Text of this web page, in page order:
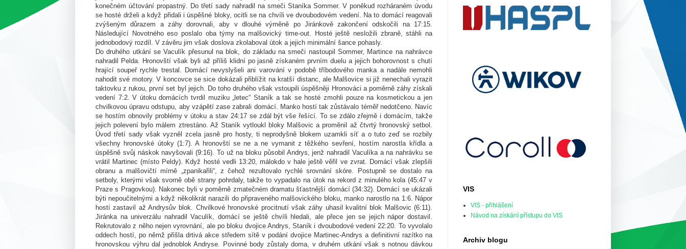
konečném účtování propastný. Do třetí sady nahradil na smeči Staníka Sommer. V poněkud rozháraném úvodu
se hosté drželi a když přidali i úspěšné bloky, ocitli se na chvíli ve dvoubodovém vedení. Na to domácí reagovali
zvýšeným důrazem a záhy dorovnali, aby v dlouhé výměně po Jiránkově zakončení odskočili na 17:15.
Následující Novotného eso poslalo oba týmy na malšovický time-out. Hosté ještě nesložili zbraně, stáhli na
jednobodový rozdíl. V závěru jim však doslova zkolaboval útok a jejich minimální šance pohasly.
Do druhého utkání se Vaculík přesunul na blok, do základu na smeči nastoupil Sommer, Martince na nahrávce
nahradil Pelda. Hronovští však byli až příliš klidní po jasně získaném prvním duelu a jejich bohorovnost s chutí
hrající soupeř rychle trestal. Domácí nevyslyšeli ani varování v podobě tříbodového manka a nadále nemohli
nahodit své motory. V koncovce se sice dokázali přiblížit na kratší distanc, ale Malšovice si již nenechali vyrazit
taktovku z rukou, první set byl jejich. Do toho druhého však vstoupili úspěšněji Hronováci a poměrně záhy získali
vedení 7:2. V útoku domácích tvrdil muziku „letec“ Staník a tak se hosté zmohli pouze na kosmetickou a jen
chvilkovou úpravu odstupu, aby vzápětí zase zabrali domácí. Manko hostí tak zůstávalo téměř nedotčeno. Navíc
se hostím obnovily problémy v útoku a stav 24:17 se zdál být vše řešící. To se zdálo zřejmě i domácím, takže
jejich polevení bylo málem ztrestáno. Až Staník vytloukl bloky Malšovic a proměnil až čtvrtý hronovský setbol.
Úvod třetí sady však vyzněl zcela jasně pro hosty, ti neprodyšně blokem uzamkli síť a o tuto zeď se rozbily
všechny hronovské útoky (1:7). A hronovští se ne a ne vymanit z těžkého sevření, hostím narostla křídla a
úspěšně svůj náskok navyšovali (9:16). To už na bloku působil Andrys, jenž nahradil Vaculíka a na nahrávku se
vrátil Martinec (místo Peldy). Když hosté vedli 13:20, málokdo v hale ještě věřil ve zvrat. Domácí však zlepšili
obranu a malšovičtí mírně „zpanikařili“, z čehož rezultovalo rychlé srovnání skóre. Postupně se dostalo na
setboly, kterými však svorně obě strany pohrdaly, takže to vypadalo na útok na rekord z minulého kola (45:47 v
Praze s Pragovkou). Nakonec byli v poměrně zmatečném dramatu šťastnější domácí (34:32). Domácí se ukázali
býti nepoučitelnými a když několikrát narazili do připraveného malšovického bloku, manko narostlo na 1:6. Nápor
hostí zastavil až Andrysův blok. Chvilkové hronovské procitnutí však záhy uhasil kvalitní blok Malšovic (6:11).
Jiránka na univerzálu nahradil Vaculík, domácí se ještě chvíli hledali, ale přece jen se jejich nápor dostavil.
Rekrutovalo z něho nejen vyrovnání, ale po bloku dvojice Andrys, Staník i dvoubodové vedení 22:20. To vyvolalo
oddech hostí, po němž přišla drtivá akce středem sítě v podání dvojice Martinec-Andrys a definitivní razítko na
hronovskou výhru dal jednoblok Andryse. Povinné body zůstaly doma, v druhém utkání však s notnou dávkou
VIS
VIS - přihlášení
Návod na získání přístupu do VIS
Archiv blogu